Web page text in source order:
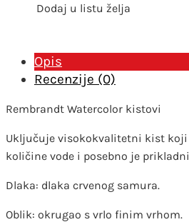
Dodaj u listu želja
Opis
Recenzije (0)
Rembrandt Watercolor kistovi
Uključuje visokokvalitetni kist koji
količine vode i posebno je
Dlaka: dlaka crvenog samura.
Oblik: okrugao s vrlo finim vrhom.